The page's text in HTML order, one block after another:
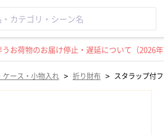
お荷物のお届け停止・遅延について（2026年
ケース・小物入れ > 折り財布 > スタラップ付